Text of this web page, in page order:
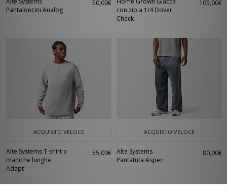
Pantaloncini Analog
50,00€
con zip a 1/4 Dover
Check
105,00€
ACQUISTO VELOCE
Alte Systems T-shirt a
maniche lunghe
Adapt
55,00€
ACQUISTO VELOCE
Alte Systems
Pantatuta Aspen
80,00€